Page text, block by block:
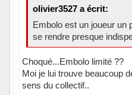
olivier3527 a écrit:
Embolo est un joueur un
se rendre presque
Choqué...Embolo limité ??
Moi je lui trouve beaucoup
sens du collectif..